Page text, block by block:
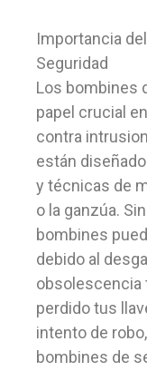
Importancia
Seguridad
Los bombines
papel crucial
contra
están
y técnicas de
o la ganzúa.
bombines
debido al
obsolescencia
perdido tus
intento de
bombines de